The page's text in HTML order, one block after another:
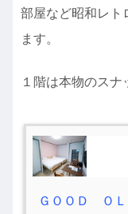
部屋など昭和レト
ます。
１階は本物のスナ
ＧＯＯＤ Ｏ